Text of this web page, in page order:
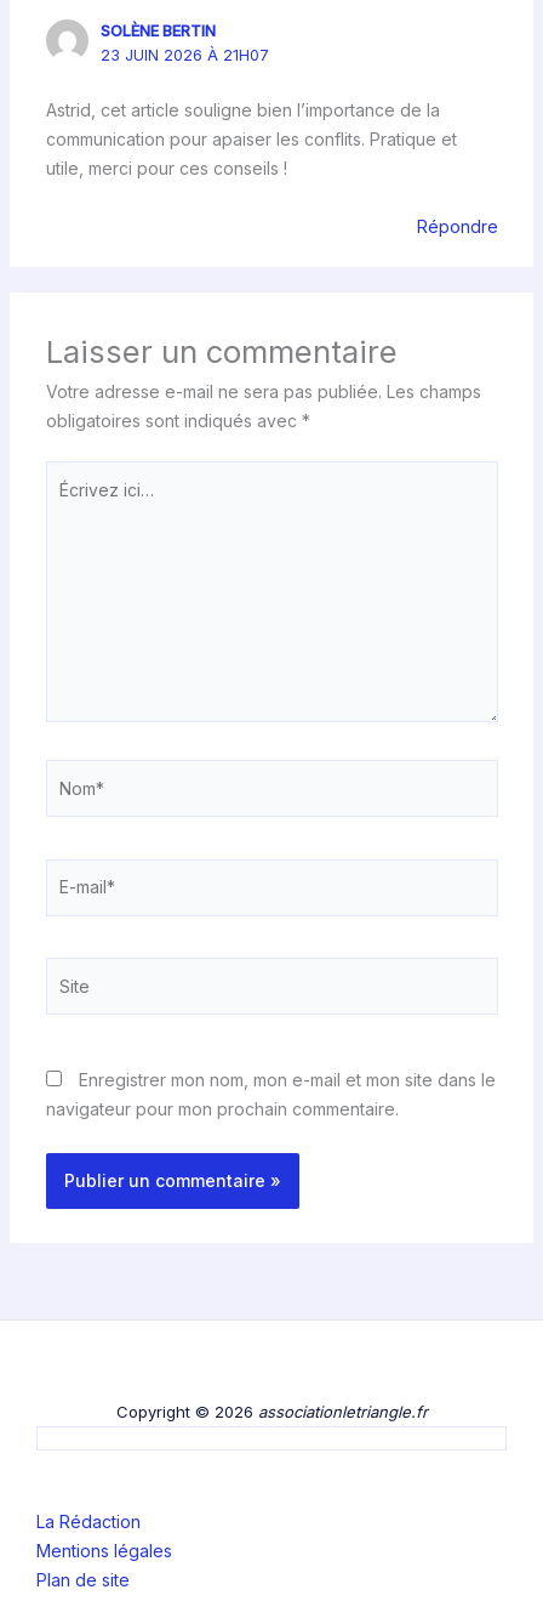
SOLÈNE BERTIN
23 JUIN 2026 À 21H07
Astrid, cet article souligne bien l’importance de la
communication pour apaiser les conflits. Pratique et
utile, merci pour ces conseils !
Répondre
Laisser un commentaire
Votre adresse e-mail ne sera pas publiée. Les champs
obligatoires sont indiqués avec *
ici…
Enregistrer mon nom, mon e-mail et mon site dans le
navigateur pour mon prochain commentaire.
Copyright © 2026 associationletriangle.fr
La Rédaction
Mentions légales
Plan de site